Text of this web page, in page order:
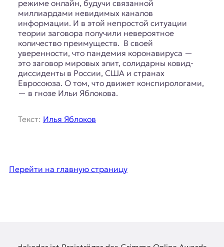
режиме онлайн, будучи связанной
миллиардами невидимых каналов
информации. И в этой непростой ситуации
теории заговора получили невероятное
количество преимуществ. В своей
уверенности, что пандемия коронавируса —
это заговор мировых элит, солидарны ковид-
диссиденты в России, США и странах
Евросоюза. О том, что движет конспирологами,
— в гнозе Ильи Яблокова.
Текст: Илья Яблоков
Перейти на главную страницу